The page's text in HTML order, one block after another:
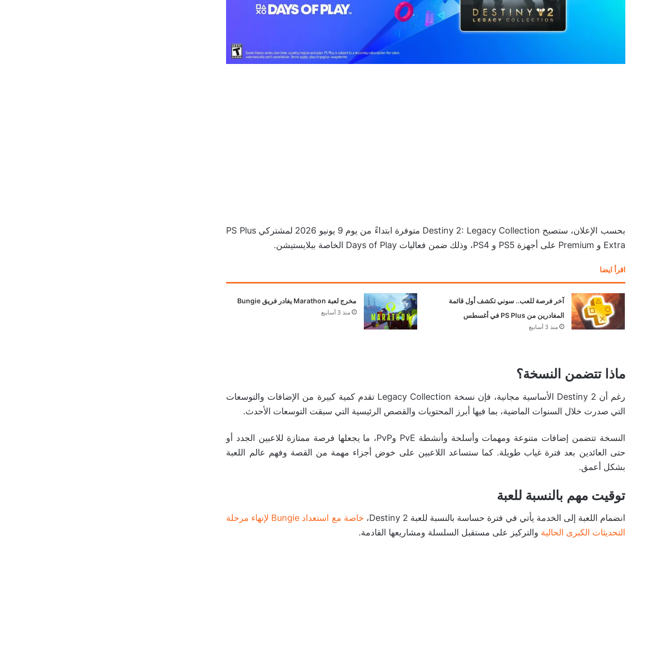
بحسب الإعلان، ستصبح Destiny 2: Legacy Collection متوفرة ابتداءً من يوم 9 يونيو 2026 لمشتركي PS Plus
Extra و Premium على أجهزة PS5 و PS4، وذلك ضمن فعاليات Days of Play الخاصة ببلايستيشن.
اقرأ ايضا
آخر فرصة للعب.. سوني تكشف أول قائمة
المغادرين من PS Plus في أغسطس
منذ 3 أسابيع
مخرج لعبة Marathon يغادر فريق Bungie
منذ 3 أسابيع
ماذا تتضمن النسخة؟
رغم أن Destiny 2 الأساسية مجانية، فإن نسخة Legacy Collection تقدم كمية كبيرة من الإضافات والتوسعات
التي صدرت خلال السنوات الماضية، بما فيها أبرز المحتويات والقصص الرئيسية التي سبقت التوسعات الأحدث.
النسخة تتضمن إضافات متنوعة ومهمات وأسلحة وأنشطة PvE وPvP، ما يجعلها فرصة ممتازة للاعبين الجدد أو
حتى العائدين بعد فترة غياب طويلة. كما ستساعد اللاعبين على خوض أجزاء مهمة من القصة وفهم عالم اللعبة
بشكل أعمق.
توقيت مهم بالنسبة للعبة
انضمام اللعبة إلى الخدمة يأتي في فترة حساسة بالنسبة للعبة Destiny 2،
خاصة مع استعداد Bungie لإنهاء مرحلة
التحديثات الكبرى الحالية والتركيز على مستقبل السلسلة ومشاريعها القادمة.